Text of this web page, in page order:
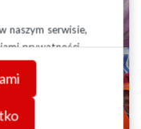
naszym serwisie,
prywatności
o przetwarzaniu